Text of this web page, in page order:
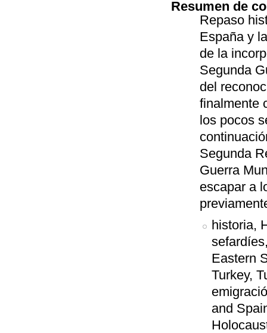
Resumen de
Repaso
España y
de la
Segunda
del
finalmente
los pocos
Segunda
Guerra
escapar a
historia,
Eastern
Turkey,
and